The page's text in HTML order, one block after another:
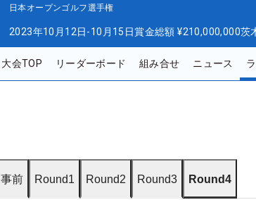
日本オープンゴルフ選手権
2023年10月12日-10月15日賞金総額 ¥210,000,000茨
大会TOP リーダーボード 組み合せ ニュース
事前 Round1 Round2 Round3 Round4